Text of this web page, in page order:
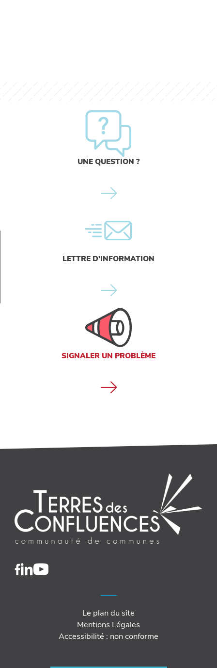
UNE QUESTION ?
LETTRE D'INFORMATION
SIGNALER UN PROBLÈME
Le plan du site
Mentions Légales
Accessibilité : non conforme